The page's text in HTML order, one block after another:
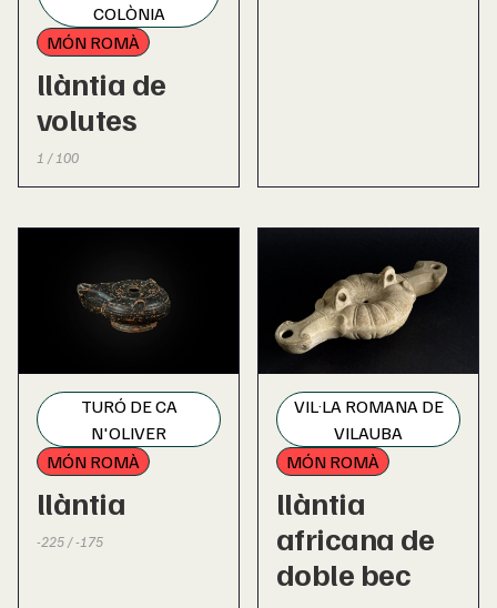
COLÒNIA
MÓN ROMÀ
llàntia de
volutes
1 / 100
TURÓ DE CA
N'OLIVER
MÓN ROMÀ
llàntia
-225 / -175
VIL·LA ROMANA DE
VILAUBA
MÓN ROMÀ
llàntia
africana de
doble bec